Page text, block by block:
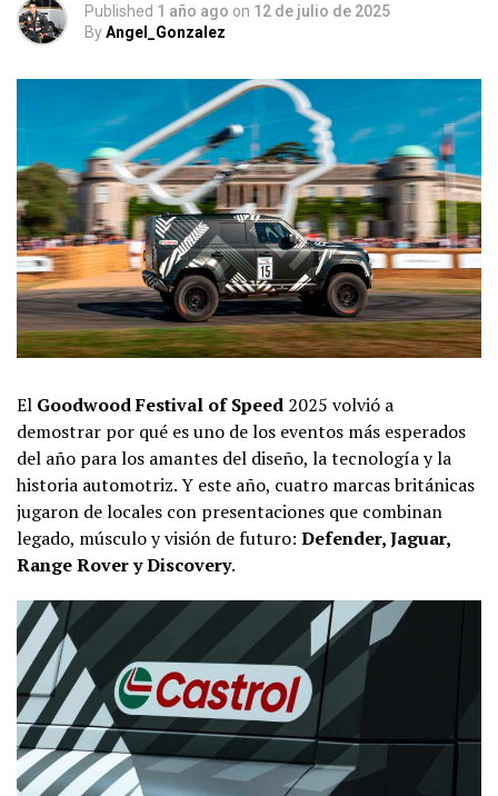
Published 1 año ago on 12 de julio de 2025
ByAngel_Gonzalez
El Goodwood Festival of Speed 2025 volvió a
demostrar por qué es uno de los eventos más esperados
del año para los amantes del diseño, la tecnología y la
historia automotriz. Y este año, cuatro marcas británicas
jugaron de locales con presentaciones que combinan
legado, músculo y visión de futuro: Defender, Jaguar,
Range Rover y Discovery.